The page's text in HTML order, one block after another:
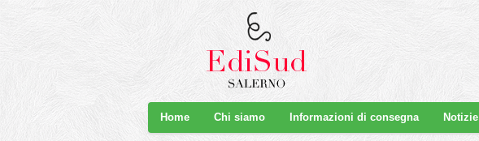
Home Chi siamo Informazioni di consegna Notizie